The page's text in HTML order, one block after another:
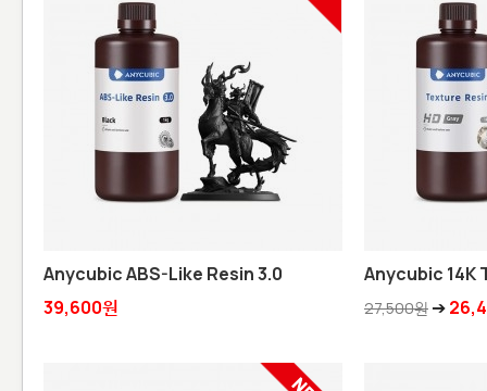
Anycubic ABS-Like Resin 3.0
39,600원
Anycubic 14K
27,500원 ➔